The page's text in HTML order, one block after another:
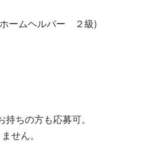
ームヘルパー　２級)
ちの方も応募可。
せん。